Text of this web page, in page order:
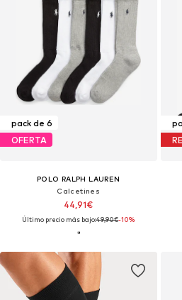
pack de 6
OFERTA
POLO RALPH LAUREN
Calcetines
44,91€
Último precio más bajo:49,90€-10%